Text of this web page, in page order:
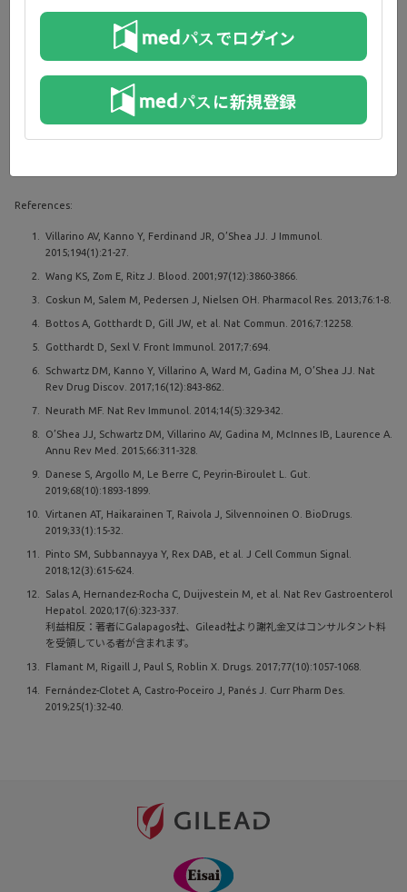
JAK-STAT活性を調節することで、炎症プロセスに幅広い効果が得
られる可能性がありますが、恒常性維持に関わる非炎症性の経路
を維持し、合併症を防ぐことが重要です
10,13
JAK-STAT経路のJAK1を含む組み合わせを選択的に調節すること
で、経路の正常な機能を損なわずに、UCの炎症を抑えられる可能
性があります6。
References:
Villarino AV, Kanno Y, Ferdinand JR, O’Shea JJ. J Immunol.
2015;194(1):21-27.
Wang KS, Zom E, Ritz J. Blood. 2001;97(12):3860-3866.
Coskun M, Salem M, Pedersen J, Nielsen OH. Pharmacol Res. 2013;76:1-8.
Bottos A, Gotthardt D, Gill JW, et al. Nat Commun. 2016;7:12258.
Gotthardt D, Sexl V. Front Immunol. 2017;7:694.
Schwartz DM, Kanno Y, Villarino A, Ward M, Gadina M, O’Shea JJ. Nat
Rev Drug Discov. 2017;16(12):843-862.
Neurath MF. Nat Rev Immunol. 2014;14(5):329-342.
O’Shea JJ, Schwartz DM, Villarino AV, Gadina M, McInnes IB, Laurence A.
Annu Rev Med. 2015;66:311-328.
Danese S, Argollo M, Le Berre C, Peyrin-Biroulet L. Gut.
2019;68(10):1893-1899.
Virtanen AT, Haikarainen T, Raivola J, Silvennoinen O. BioDrugs.
2019;33(1):15-32.
Pinto SM, Subbannayya Y, Rex DAB, et al. J Cell Commun Signal.
2018;12(3):615-624.
Salas A, Hernandez-Rocha C, Duijvestein M, et al. Nat Rev Gastroenterol
Hepatol. 2020;17(6):323-337.
利益相反：著者にGalapagos社、Gilead社より謝礼金又はコンサルタント料
を受領している者が含まれます。
Flamant M, Rigaill J, Paul S, Roblin X. Drugs. 2017;77(10):1057-1068.
Fernández-Clotet A, Castro-Poceiro J, Panés J. Curr Pharm Des.
2019;25(1):32-40.